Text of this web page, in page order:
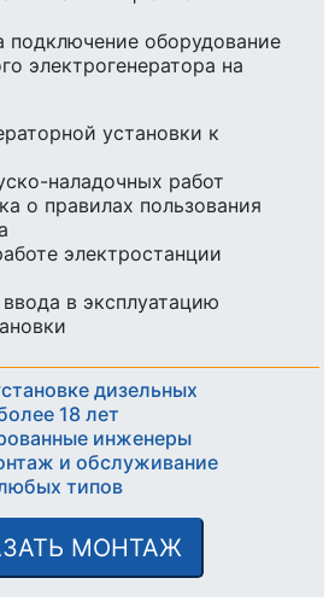
подключение оборудование
электрогенератора на
установки к
наладочных работ
о правилах пользования
электростанции
в эксплуатацию
дизельных
18 лет
инженеры
и обслуживание
типов
МОНТАЖ